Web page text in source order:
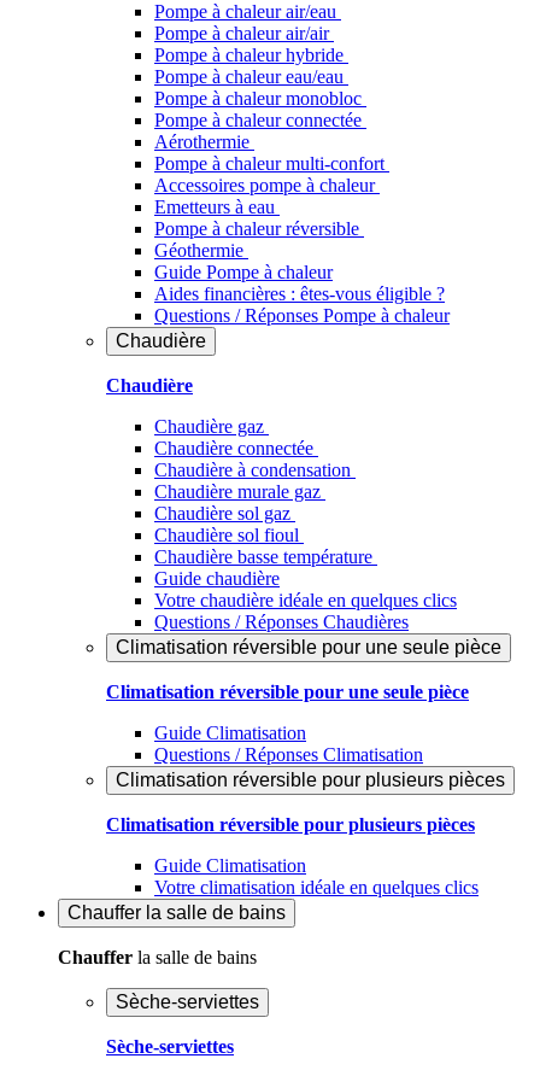
Pompe à chaleur air/eau
Pompe à chaleur air/air
Pompe à chaleur hybride
Pompe à chaleur​ eau/eau
Pompe à chaleur monobloc
Pompe à chaleur connectée
Aérothermie
Pompe à chaleur multi-confort
Accessoires pompe à chaleur
Emetteurs à eau
Pompe à chaleur réversible
Géothermie
Guide Pompe à chaleur
Aides financières : êtes-vous éligible ?
Questions / Réponses Pompe à chaleur
Chaudière
Chaudière
Chaudière gaz
Chaudière connectée
Chaudière à condensation
Chaudière murale gaz
Chaudière sol gaz
Chaudière sol fioul
Chaudière basse température
Guide chaudière
Votre chaudière idéale en quelques clics
Questions / Réponses Chaudières
Climatisation réversible pour une seule pièce
Climatisation réversible pour une seule pièce
Guide Climatisation
Questions / Réponses Climatisation
Climatisation réversible pour plusieurs pièces
Climatisation réversible pour plusieurs pièces
Guide Climatisation
Votre climatisation idéale en quelques clics
Chauffer la salle de bains
Chauffer la salle de bains
Sèche-serviettes
Sèche-serviettes